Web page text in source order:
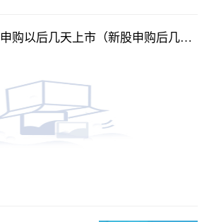
购以后几天上市（新股申购后几天